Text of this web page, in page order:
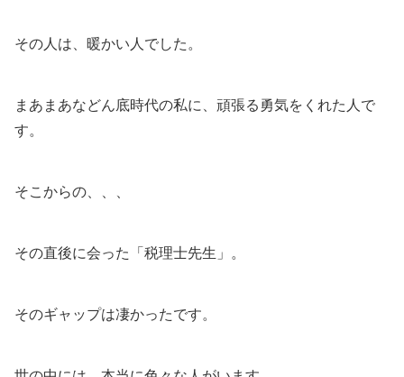
その人は、暖かい人でした。
まあまあなどん底時代の私に、頑張る勇気をくれた人で
す。
そこからの、、、
その直後に会った「税理士先生」。
そのギャップは凄かったです。